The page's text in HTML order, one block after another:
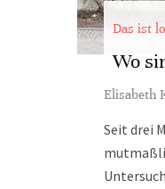
Das ist
Wo
Elisabeth
Seit drei